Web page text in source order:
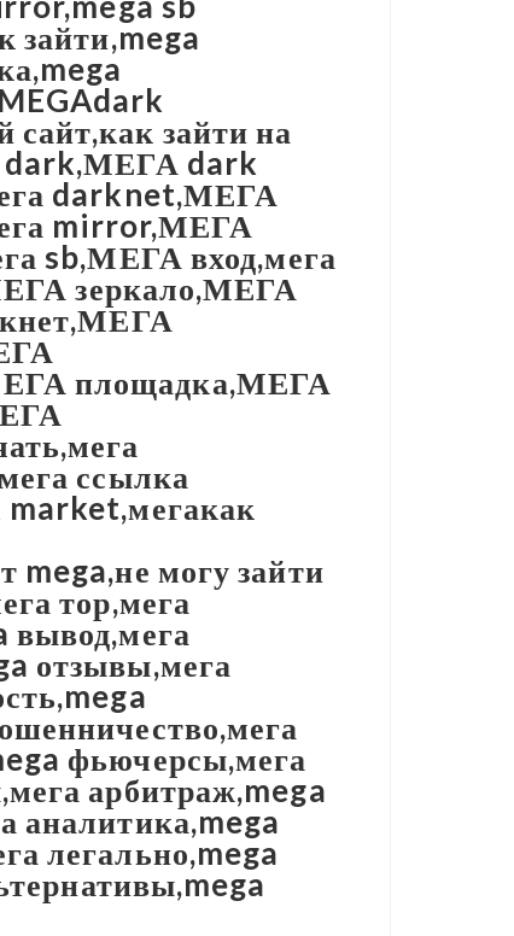
зайти,mega
зайти на
dark,МЕГА dark
darknet,МЕГА
mirror,МЕГА
sb,МЕГА вход,мега
зеркало,МЕГА
площадка,МЕГА
ссылка
mega,не могу зайти
тор,мега
вывод,мега
отзывы,мега
фьючерсы,мега
арбитраж,mega
аналитика,mega
легально,mega